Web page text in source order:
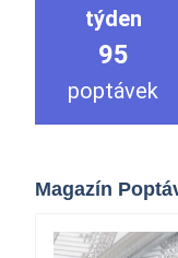
týden
95
poptávek
Magazín